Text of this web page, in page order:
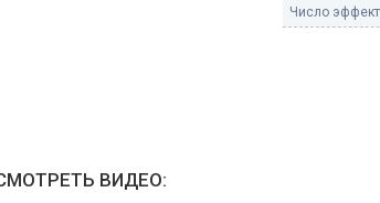
Фонтаны сценические (холодные)
Фестивальные шары
Число
ВИДЕО: